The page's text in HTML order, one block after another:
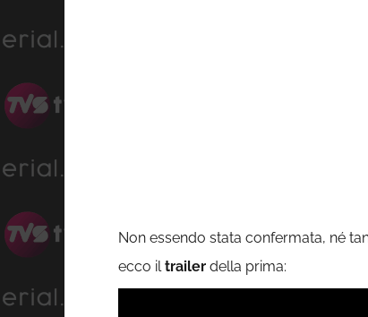
Non essendo stata confermata, né
ecco iltrailer della prima: